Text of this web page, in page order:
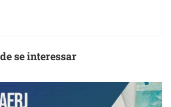
se interessar